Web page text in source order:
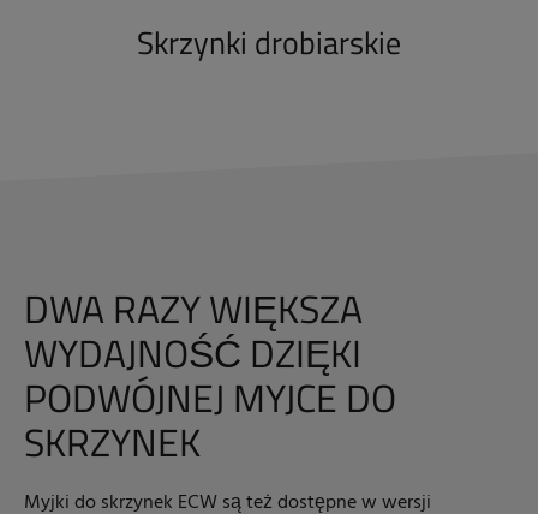
Skrzynki drobiarskie
DWA RAZY WIĘKSZA
WYDAJNOŚĆ DZIĘKI
PODWÓJNEJ MYJCE DO
SKRZYNEK
Myjki do skrzynek ECW są też dostępne w wersji